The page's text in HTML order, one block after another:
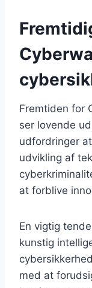
Fremtiden for
ser lovende
udfordringer
udvikling af
at forblive
En vigtig
kunstig
med at